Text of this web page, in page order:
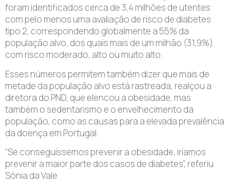
foram identificados cerca de 3,4 milhões de utentes
com pelo menos uma avaliação de risco de diabetes
tipo 2, correspondendo globalmente a 55% da
população alvo, dos quais mais de um milhão (31,9%)
com risco moderado, alto ou muito alto.
Esses números permitem também dizer que mais de
metade da população alvo está rastreada, realçou a
diretora do PND, que elencou a obesidade, mas
também o sedentarismo e o envelhecimento da
população, como as causas para a elevada prevalência
da doença em Portugal.
“Se conseguíssemos prevenir a obesidade, iríamos
prevenir a maior parte dos casos de diabetes”, referiu
Sónia da Vale.